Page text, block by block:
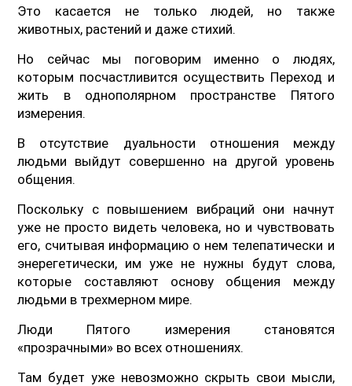
Это касается не только людей, но также
животных, растений и даже стихий.
Но сейчас мы поговорим именно о людях,
которым посчастливится осуществить Переход и
жить в однополярном пространстве Пятого
измерения.
В отсутствие дуальности отношения между
людьми выйдут совершенно на другой уровень
общения.
Поскольку с повышением вибраций они начнут
уже не просто видеть человека, но и чувствовать
его, считывая информацию о нем телепатически и
энерегетически, им уже не нужны будут слова,
которые составляют основу общения между
людьми в трехмерном мире.
Люди Пятого измерения становятся
«прозрачными» во всех отношениях.
Там будет уже невозможно скрыть свои мысли,